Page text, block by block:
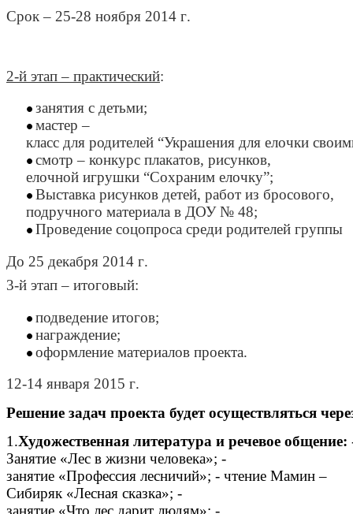
Срок– 25-28 ноября 2014 г.
2-й этап– практический:
занятия с детьми;
мастер –
класс для родителей “Украшения для елочки
смотр –конкурс плакатов,рисунков,
елочной игрушки “Сохраним елочку”;
Выставка рисунков детей,работ из бросового,
подручного материала в ДОУ № 48;
Проведение соцопроса среди родителей группы
До 25 декабря 2014 г.
3-й этап– итоговый:
подведение итогов;
награждение;
оформление материалов проекта.
12-14 января 2015 г.
Решение задач проекта будет осуществляться
1.Художественная литература и речевое общение:
Занятие «Лес в жизни человека»; -
занятие «Профессия лесничий»; - чтение Мамин–
Сибиряк «Лесная сказка»; -
« »; -